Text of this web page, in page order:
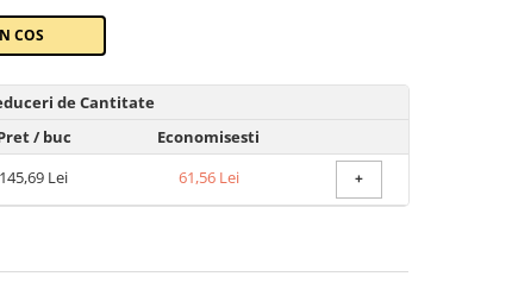
COS
de Cantitate
/ buc
Economisesti
145,69 Lei 61,56 Lei +